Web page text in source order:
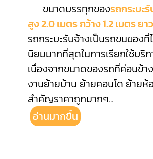
ขนาดบรรทุกของรถกระบะ
สูง 2.0 เมตร กว้าง 1.2 เมตร ยา
รถกระบะรับจ้างเป็นรถขนของ
นิยมมากที่สุดในการเรียกใช้บริก
เนื่องจากขนาดของรถที่ค่อนข้า
งานย้ายบ้าน ย้ายคอนโด ย้ายห้
สำคัญราคาถูกมากๆ...
อ่านมากขึ้น